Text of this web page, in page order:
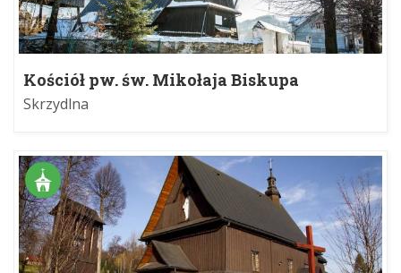
Kościół pw. św. Mikołaja Biskupa
Skrzydlna